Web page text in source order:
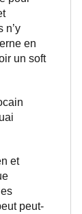
n’y
en
un soft
et
peut-